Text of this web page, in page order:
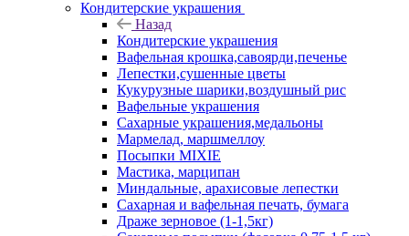
Кондитерские украшения
Назад
Кондитерские украшения
Вафельная крошка,савоярди,печенье
Лепестки,сушенные цветы
Кукурузные шарики,воздушный рис
Вафельные украшения
Сахарные украшения,медальоны
Мармелад, маршмеллоу
Посыпки MIXIE
Мастика, марципан
Миндальные, арахисовые лепестки
Сахарная и вафельная печать, бумага
Драже зерновое (1-1,5кг)